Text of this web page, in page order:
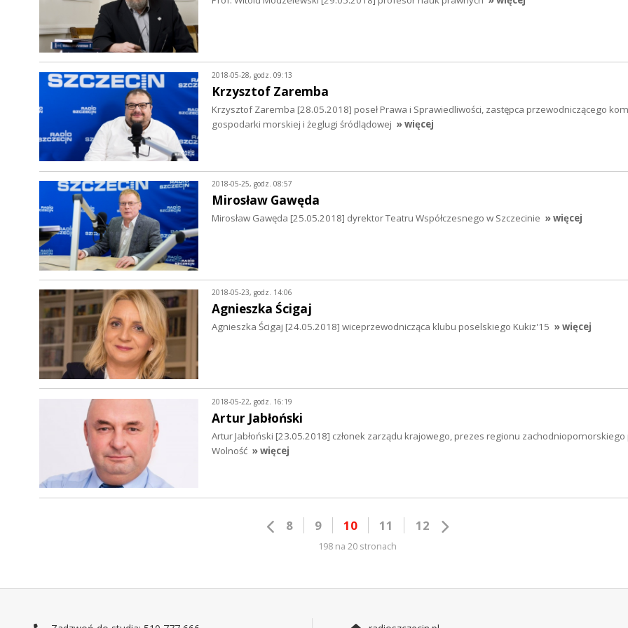
2018-05-28, godz. 09:13
Krzysztof Zaremba
Krzysztof Zaremba [28.05.2018] poseł Prawa i Sprawiedliwości, zastępca przewodniczącego
gospodarki morskiej i żeglugi śródlądowej » więcej
2018-05-25, godz. 08:57
Mirosław Gawęda
Mirosław Gawęda [25.05.2018] dyrektor Teatru Współczesnego w Szczecinie » więcej
2018-05-23, godz. 14:06
Agnieszka Ścigaj
Agnieszka Ścigaj [24.05.2018] wiceprzewodnicząca klubu poselskiego Kukiz'15 » więcej
2018-05-22, godz. 16:19
Artur Jabłoński
Artur Jabłoński [23.05.2018] członek zarządu krajowego, prezes regionu zachodniopomorskiego
Wolność » więcej
8 9 10 11 12
198 na 20 stronach